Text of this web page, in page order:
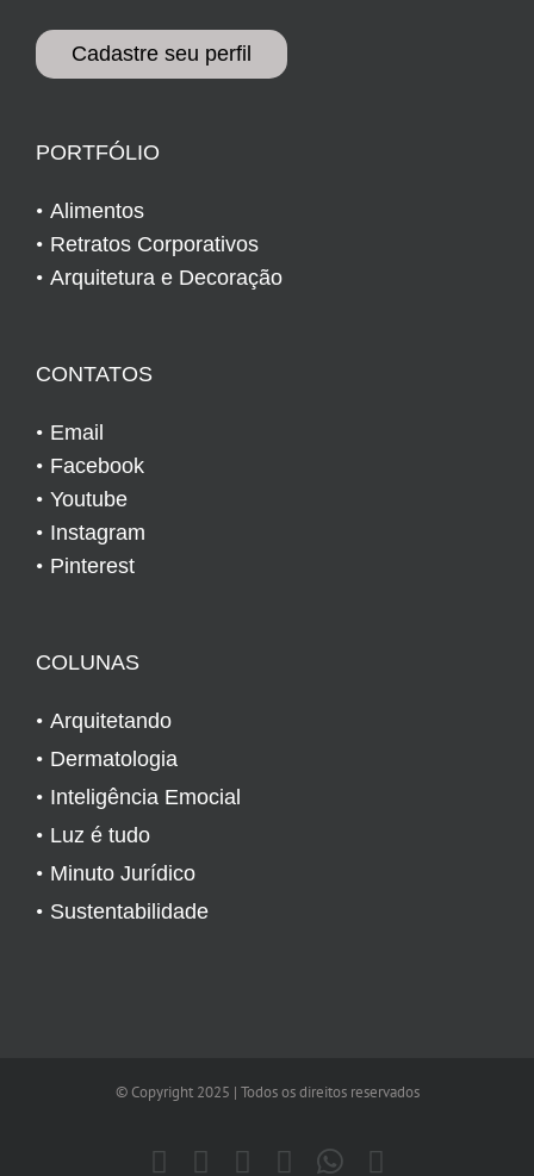
Cadastre seu perfil
PORTFÓLIO
Alimentos
Retratos Corporativos
Arquitetura e Decoração
CONTATOS
Email
Facebook
Youtube
Instagram
Pinterest
COLUNAS
Arquitetando
Dermatologia
Inteligência Emocial
Luz é tudo
Minuto Jurídico
Sustentabilidade
© Copyright 2025 | Todos os direitos reservados
PinterestTwitterYouTubeInstagram
WhatsApp
WhatsApp